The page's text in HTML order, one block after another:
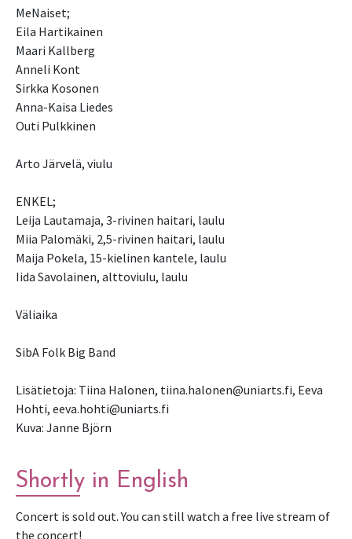
MeNaiset;
Eila Hartikainen
Maari Kallberg
Anneli Kont
Sirkka Kosonen
Anna-Kaisa Liedes
Outi Pulkkinen
Arto Järvelä, viulu
ENKEL;
Leija Lautamaja, 3-rivinen haitari, laulu
Miia Palomäki, 2,5-rivinen haitari, laulu
Maija Pokela, 15-kielinen kantele, laulu
Iida Savolainen, alttoviulu, laulu
Väliaika
SibA Folk Big Band
Lisätietoja: Tiina Halonen, tiina.halonen@uniarts.fi, Eeva
Hohti, eeva.hohti@uniarts.fi
Kuva: Janne Björn
Shortly in English
Concert is sold out. You can still watch a free live stream of
the concert!